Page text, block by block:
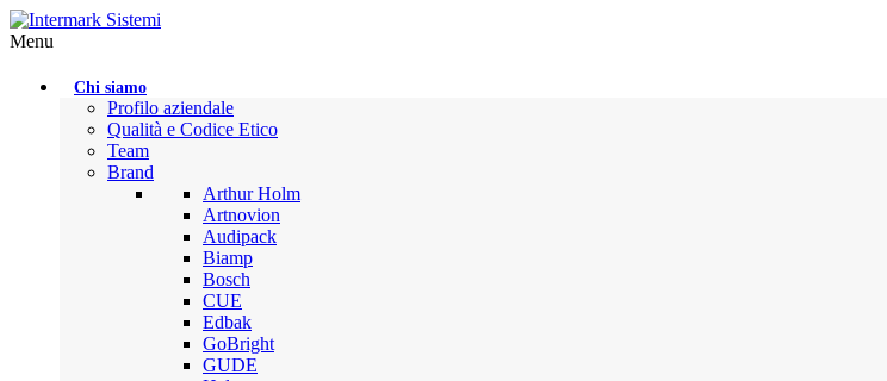
Menu
Chi siamo
Profilo aziendale
Qualità e Codice Etico
Team
Brand
Arthur Holm
Artnovion
Audipack
Biamp
Bosch
CUE
Edbak
GoBright
GUDE